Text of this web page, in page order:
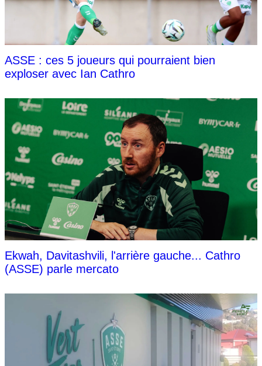
ASSE : ces 5 joueurs qui pourraient bien
exploser avec Ian Cathro
Ekwah, Davitashvili, l'arrière gauche... Cathro
(ASSE) parle mercato